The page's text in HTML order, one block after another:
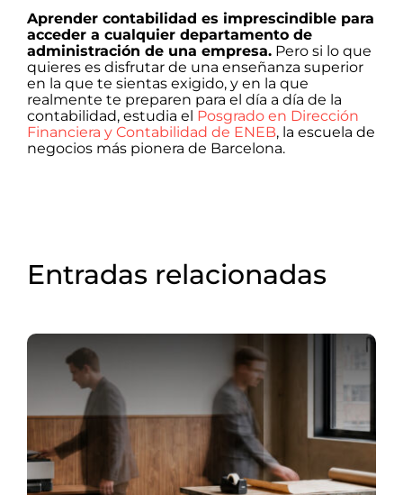
Aprender contabilidad es imprescindible para
acceder a cualquier departamento de
administración de una empresa. Pero si lo que
quieres es disfrutar de una enseñanza superior
en la que te sientas exigido, y en la que
realmente te preparen para el día a día de la
contabilidad, estudia el Posgrado en Dirección
Financiera y Contabilidad de ENEB, la escuela de
negocios más pionera de Barcelona.
Entradas relacionadas